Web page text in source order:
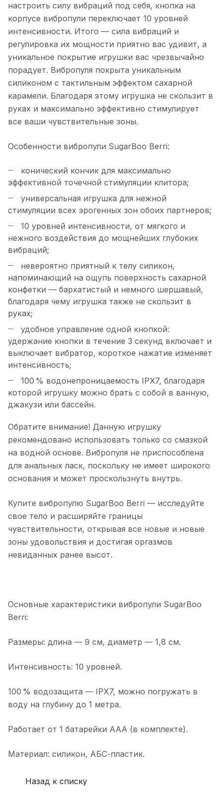
настроить силу вибраций под себя, кнопка на
корпусе вибропули переключает 10 уровней
интенсивности. Итого — сила вибраций и
регулировка их мощности приятно вас удивит, а
уникальное покрытие игрушки вас чрезвычайно
порадует. Вибропуля покрыта уникальным
силиконом с тактильным эффектом сахарной
карамели. Благодаря этому игрушка не скользит в
руках и максимально эффективно стимулирует
все ваши чувствительные зоны.
Особенности вибропули SugarBoo Berri:
конический кончик для максимально
эффективной точечной стимуляции клитора;
универсальная игрушка для нежной
стимуляции всех эрогенных зон обоих партнеров;
10 уровней интенсивности, от мягкого и
нежного воздействия до мощнейших глубоких
вибраций;
невероятно приятный к телу силикон,
напоминающий на ощупь поверхность сахарной
конфетки — бархатистый и немного шершавый,
благодаря чему игрушка также не скользит в
руках;
удобное управление одной кнопкой:
удержание кнопки в течение 3 секунд включает и
выключает вибратор, короткое нажатие изменяет
интенсивность;
100 % водонепроницаемость IPX7, благодаря
которой игрушку можно брать с собой в ванную,
джакузи или бассейн.
Обратите внимание! Данную игрушку
рекомендовано использовать только со смазкой
на водной основе. Вибропуля не приспособлена
для анальных ласк, поскольку не имеет широкого
основания и может проскользнуть внутрь.
Купите вибропулю SugarBoo Berri — исследуйте
свое тело и расширяйте границы
чувствительности, открывая все новые и новые
зоны удовольствия и достигая оргазмов
невиданных ранее высот.
Основные характеристики вибропули SugarBoo
Berri:
Размеры: длина — 9 см, диаметр — 1,8 см.
Интенсивность: 10 уровней.
100 % водозащита — IPX7, можно погружать в
воду на глубину до 1 метра.
Работает от 1 батарейки ААА (в комплекте).
Материал: силикон, АБС-пластик.
Назад к списку